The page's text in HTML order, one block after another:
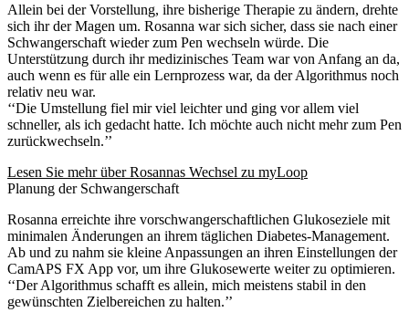
Allein bei der Vorstellung, ihre bisherige Therapie zu ändern, drehte
sich ihr der Magen um. Rosanna war sich sicher, dass sie nach einer
Schwangerschaft wieder zum Pen wechseln würde. Die
Unterstützung durch ihr medizinisches Team war von Anfang an da,
auch wenn es für alle ein Lernprozess war, da der Algorithmus noch
relativ neu war.
‘‘Die Umstellung fiel mir viel leichter und ging vor allem viel
schneller, als ich gedacht hatte. Ich möchte auch nicht mehr zum Pen
zurückwechseln.’’
Lesen Sie mehr über Rosannas Wechsel zu myLoop
Planung der Schwangerschaft
Rosanna erreichte ihre vorschwangerschaftlichen Glukoseziele mit
minimalen Änderungen an ihrem täglichen Diabetes-Management.
Ab und zu nahm sie kleine Anpassungen an ihren Einstellungen der
CamAPS FX App vor, um ihre Glukosewerte weiter zu optimieren.
‘‘Der Algorithmus schafft es allein, mich meistens stabil in den
gewünschten Zielbereichen zu halten.’’